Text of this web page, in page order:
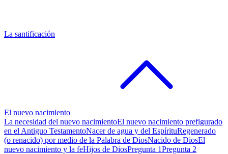
La santificación
El nuevo nacimiento
La necesidad del nuevo nacimientoEl nuevo nacimiento prefigurado
en el Antiguo TestamentoNacer de agua y del EspírituRegenerado
(o renacido) por medio de la Palabra de DiosNacido de DiosEl
nuevo nacimiento y la feHijos de DiosPregunta 1Pregunta 2